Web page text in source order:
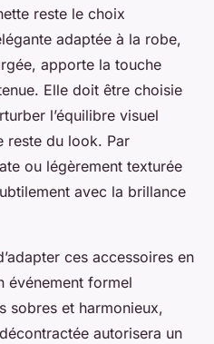
reste le choix
adaptée à la robe,
apporte la touche
Elle doit être choisie
l’équilibre visuel
reste du look. Par
ou légèrement texturée
avec la brillance
ces accessoires en
événement formel
sobres et harmonieux,
autorisera un